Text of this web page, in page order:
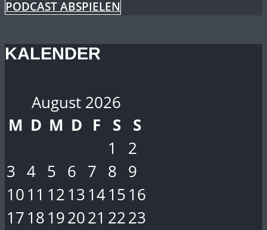
PODCAST ABSPIELEN
KALENDER
August 2026
M D M D F S S
1
2
3 4 5 6 7 8 9
10 11 12 13 1415 16
17 18 192021 2223